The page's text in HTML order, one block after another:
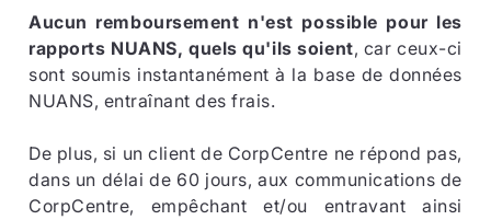
Aucun remboursement n'est possible pour les
rapports NUANS, quels qu'ils soient, car ceux-ci
sont soumis instantanément à la base de données
NUANS, entraînant des frais.
De plus, si un client de CorpCentre ne répond pas,
dans un délai de 60 jours, aux communications de
CorpCentre, empêchant et/ou entravant ainsi